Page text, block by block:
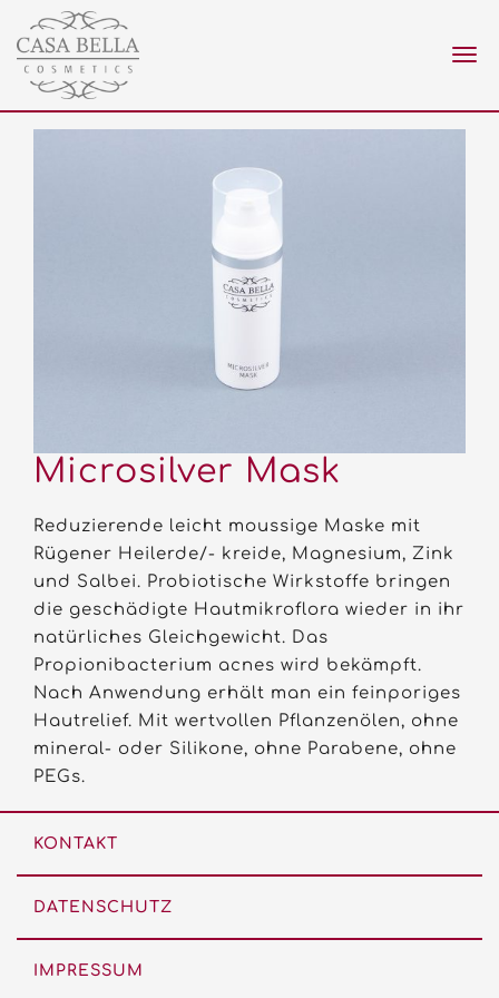
Microsilver Mask
Reduzierende leicht moussige Maske mit
Rügener Heilerde/- kreide, Magnesium, Zink
und Salbei. Probiotische Wirkstoffe bringen
die geschädigte Hautmikroflora wieder in ihr
natürliches Gleichgewicht. Das
Propionibacterium acnes wird bekämpft.
Nach Anwendung erhält man ein feinporiges
Hautrelief. Mit wertvollen Pflanzenölen, ohne
mineral- oder Silikone, ohne Parabene, ohne
PEGs.
KONTAKT
DATENSCHUTZ
IMPRESSUM